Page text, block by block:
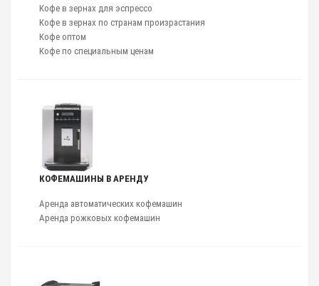
Кофе в зернах для эспрессо
Кофе в зернах по странам произрастания
Кофе оптом
Кофе по специальным ценам
КОФЕМАШИНЫ В АРЕНДУ
Аренда автоматических кофемашин
Аренда рожковых кофемашин